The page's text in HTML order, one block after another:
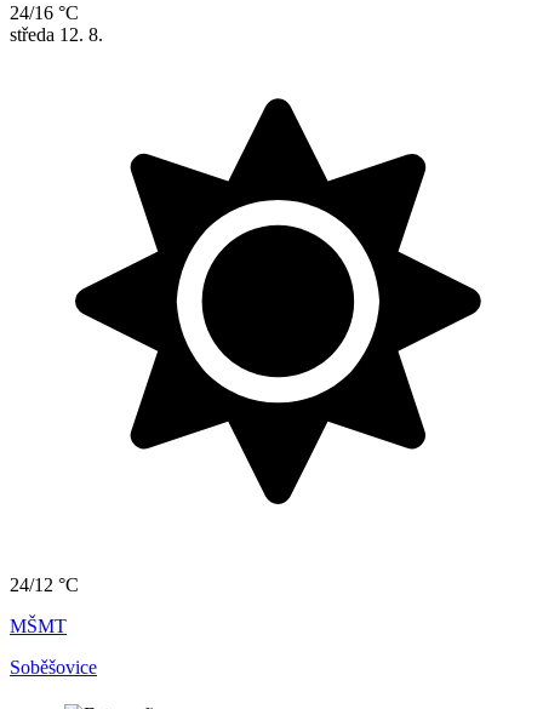
24/16 °C
středa 12. 8.
24/12 °C
MŠMT
Soběšovice